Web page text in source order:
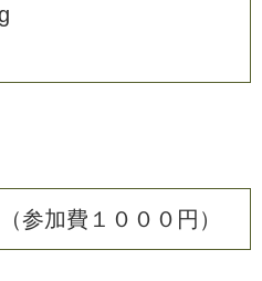
参加費１０００円）